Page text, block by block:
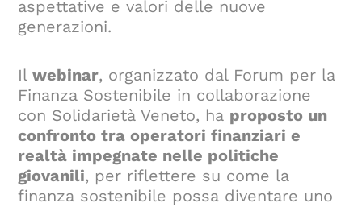
aspettative e valori delle nuove
generazioni.
Ilwebinar, organizzato dal Forum per la
Finanza Sostenibile in collaborazione
con Solidarietà Veneto, ha proposto un
confronto tra operatori finanziari e
realtà impegnate nelle politiche
giovanili, per riflettere su come la
finanza sostenibile possa diventare uno